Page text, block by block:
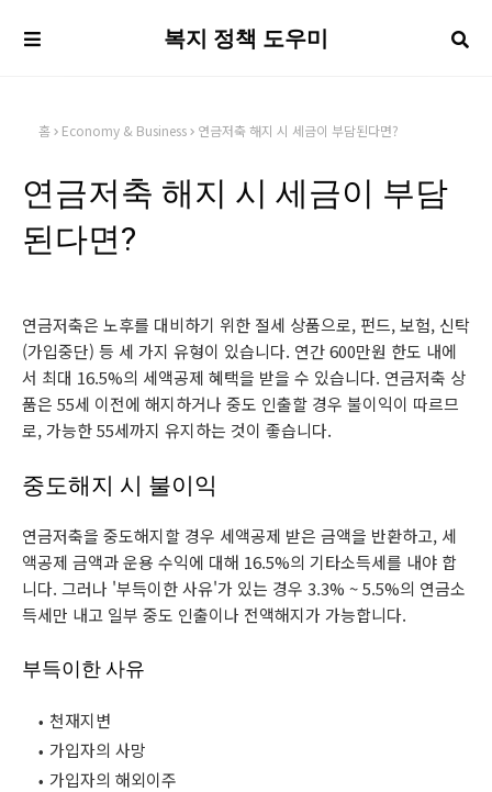
복지 정책 도우미
홈 Economy & Business 연금저축 해지 시 세금이 부담된다면?
연금저축 해지 시 세금이 부담
된다면?
연금저축은 노후를 대비하기 위한 절세 상품으로, 펀드, 보험, 신탁
(가입중단) 등 세 가지 유형이 있습니다. 연간 600만원 한도 내에
서 최대 16.5%의 세액공제 혜택을 받을 수 있습니다. 연금저축 상
품은 55세 이전에 해지하거나 중도 인출할 경우 불이익이 따르므
로, 가능한 55세까지 유지하는 것이 좋습니다.
중도해지 시 불이익
연금저축을 중도해지할 경우 세액공제 받은 금액을 반환하고, 세
액공제 금액과 운용 수익에 대해 16.5%의 기타소득세를 내야 합
니다. 그러나 '부득이한 사유'가 있는 경우 3.3% ~ 5.5%의 연금소
득세만 내고 일부 중도 인출이나 전액해지가 가능합니다.
부득이한 사유
천재지변
가입자의 사망
가입자의 해외이주